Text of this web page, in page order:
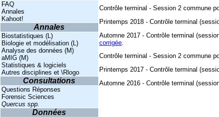
FAQ
Annales
Kahoot!
Annales
Biostatistiques (L)
Biologie et modélisation (L)
Analyse des données (M)
aMIG (M)
Statistiques & logiciels
Autres disciplines et \Rlogo
Consultations
Questions Réponses
Forensic Sciences
Quercus spp.
Données
Contrôle terminal - Session 2 commune
Printemps 2018 - Contrôle terminal
Automne 2017 - Contrôle terminal
corrigée
Contrôle terminal - Session 2 commune
Printemps 2017 - Contrôle terminal
Automne 2016 - Contrôle terminal